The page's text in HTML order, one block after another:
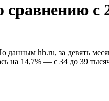
с
hh.ru, за девять
на 14,7% — с 34 до 39